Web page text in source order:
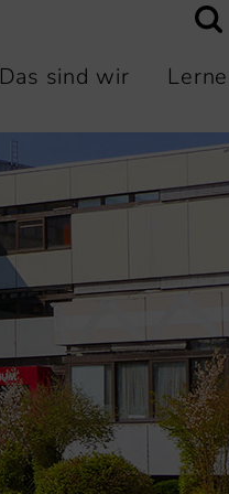
Das sind wir